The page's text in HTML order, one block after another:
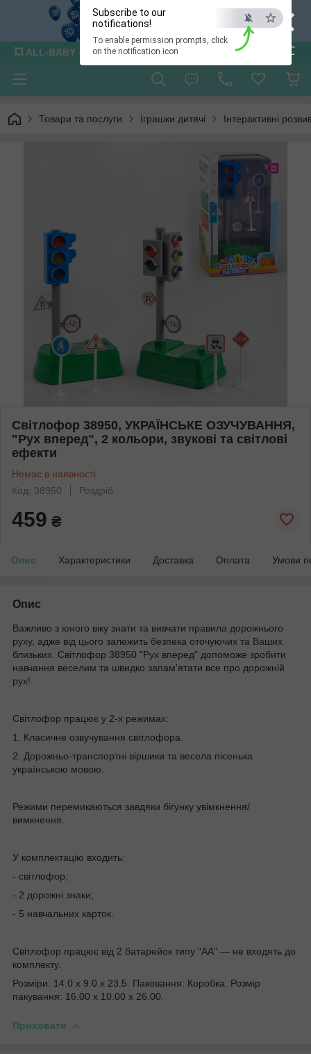
×
ESC
Subscribe to our
notifications!
To enable permission prompts, click
on the notification icon
💥 ALL-BABY - інтернет - магазин товарів для дітей
Товари та послуги Іграшки дитячі Інтерактивні
Світлофор 38950, УКРАЇНСЬКЕ ОЗУЧУВАННЯ,
"Рух вперед", 2 кольори, звукові та світлові
ефекти
Немає в наявності
Код: 38950
Роздріб
459 ₴
Опис Характеристики Доставка Оплата Умови
Опис
Важливо з юного віку знати та вивчати правила дорожнього
руху, адже від цього залежить безпека оточуючих та Ваших
близьких. Світлофор 38950 "Рух вперед" допоможе зробити
навчання веселим та швидко запам'ятати все про дорожній
рух!
Світлофор працює у 2-х режимах:
1. Класичне озвучування світлофора.
2. Дорожньо-транспортні віршики та весела пісенька
українською мовою.
Режими перемикаються завдяки бігунку увімкнення/
вимкнення.
У комплектацію входить:
- світлофор;
- 2 дорожні знаки;
- 5 навчальних карток.
Світлофор працює від 2 батарейок типу "АА" — не входять до
комплекту.
Розміри: 14.0 x 9.0 x 23.5. Паковання: Коробка. Розмір
пакування: 16.00 x 10.00 x 26.00.
Приховати